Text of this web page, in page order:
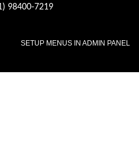
98400-7219
SETUP MENUS IN ADMIN PANEL